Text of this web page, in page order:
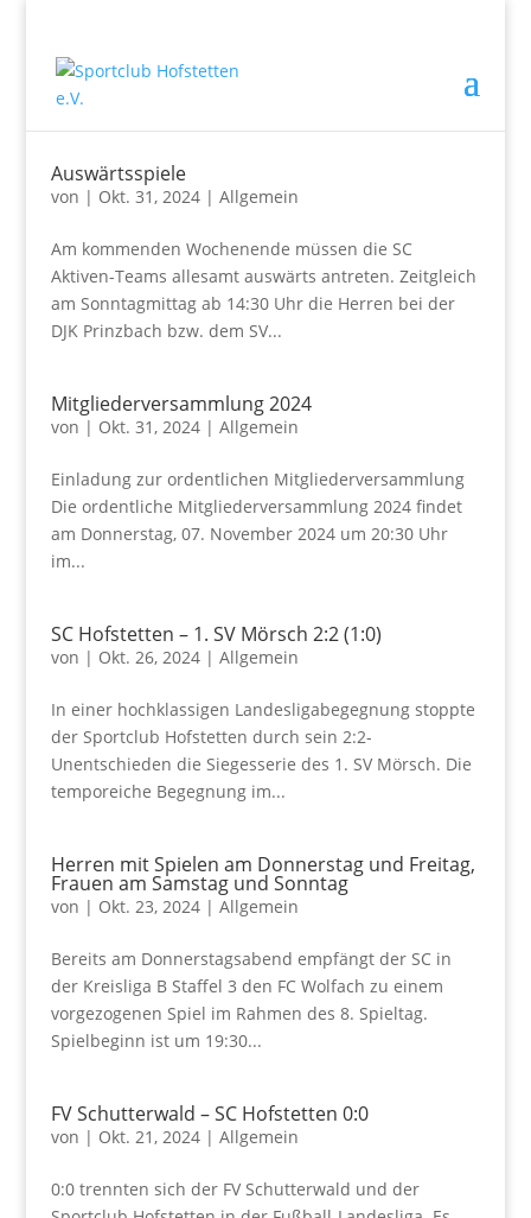
Auswärtsspiele
von | Okt. 31, 2024| Allgemein
Am kommenden Wochenende müssen die SC
Aktiven-Teams allesamt auswärts antreten. Zeitgleich
am Sonntagmittag ab 14:30 Uhr die Herren bei der
DJK Prinzbach bzw. dem SV...
Mitgliederversammlung 2024
von | Okt. 31, 2024| Allgemein
Einladung zur ordentlichen Mitgliederversammlung
Die ordentliche Mitgliederversammlung 2024 findet
am Donnerstag, 07. November 2024 um 20:30 Uhr
im...
SC Hofstetten – 1. SV Mörsch 2:2 (1:0)
von | Okt. 26, 2024| Allgemein
In einer hochklassigen Landesligabegegnung stoppte
der Sportclub Hofstetten durch sein 2:2-
Unentschieden die Siegesserie des 1. SV Mörsch. Die
temporeiche Begegnung im...
Herren mit Spielen am Donnerstag und Freitag,
Frauen am Samstag und Sonntag
von | Okt. 23, 2024| Allgemein
Bereits am Donnerstagsabend empfängt der SC in
der Kreisliga B Staffel 3 den FC Wolfach zu einem
vorgezogenen Spiel im Rahmen des 8. Spieltag.
Spielbeginn ist um 19:30...
FV Schutterwald – SC Hofstetten 0:0
von | Okt. 21, 2024| Allgemein
0:0 trennten sich der FV Schutterwald und der